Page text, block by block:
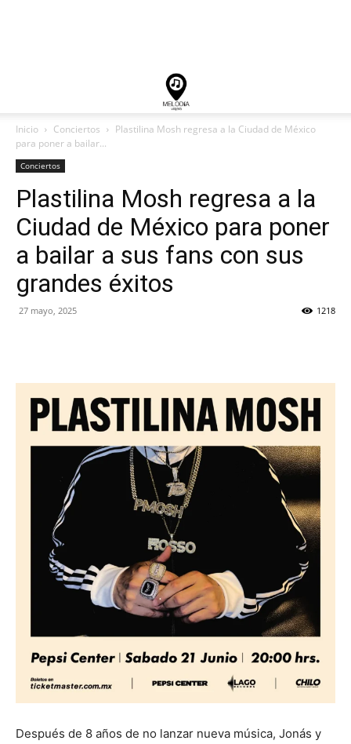
Inicio Conciertos
Plastilina Mosh regresa a la Ciudad de México
para poner a bailar...
Conciertos
Plastilina Mosh regresa a la
Ciudad de México para poner
a bailar a sus fans con sus
grandes éxitos
27 mayo, 2025 1218
Después de 8 años de no lanzar nueva música, Jonás y